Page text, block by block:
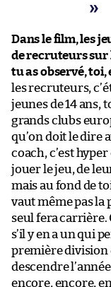
Dans le film, les
de recruteurs sur
tu as observé,
les recruteurs,
jeunes de 14 ans,
grands clubs
qu’on doit le dire
coach, c’est
jouer le jeu, de
mais au fond de
vaut même pas la
seul fera carrière.
s’il y en a un qui
première division
descendre
encore, encore,